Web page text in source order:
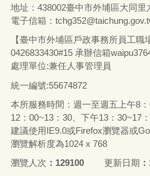
地址：438002臺中市外埔區大同里
電子信箱：
【臺中市外埔區戶政事務所員工職
0426833430#15 承辦信箱
處理單位:兼任人事管理員
統一編號:55674872
本所服務時間：週一至週五上午8
12：00~13：30、下午13：30~17
建議使用IE9.0或Firefox瀏覽器或
瀏覽解析度為1024 x 768
瀏覽人次
129100 更新日期